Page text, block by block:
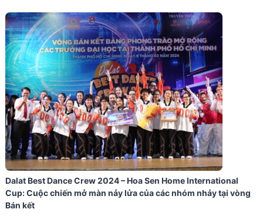
Dalat Best Dance Crew 2024 – Hoa Sen Home International
Cup: Cuộc chiến mở màn nảy lửa của các nhóm nhảy tại vòng
Bán kết